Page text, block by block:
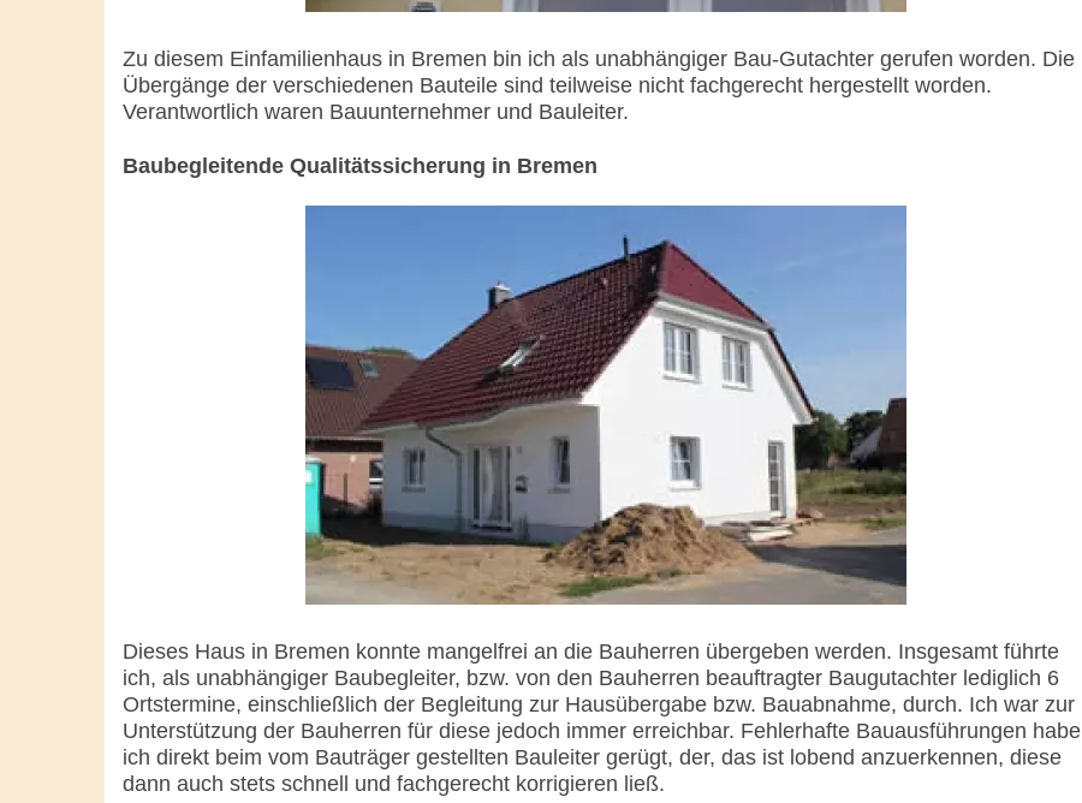
Zu diesem Einfamilienhaus in Bremen bin ich als unabhängiger Bau-Gutachter gerufen worden. Die
Übergänge der verschiedenen Bauteile sind teilweise nicht fachgerecht hergestellt worden.
Verantwortlich waren Bauunternehmer und Bauleiter.
Baubegleitende Qualitätssicherung in Bremen
Dieses Haus in Bremen konnte mangelfrei an die Bauherren übergeben werden. Insgesamt führte
ich, als unabhängiger Baubegleiter, bzw. von den Bauherren beauftragter Baugutachter lediglich 6
Ortstermine, einschließlich der Begleitung zur Hausübergabe bzw. Bauabnahme, durch. Ich war zur
Unterstützung der Bauherren für diese jedoch immer erreichbar. Fehlerhafte Bauausführungen habe
ich direkt beim vom Bauträger gestellten Bauleiter gerügt, der, das ist lobend anzuerkennen, diese
dann auch stets schnell und fachgerecht korrigieren ließ.